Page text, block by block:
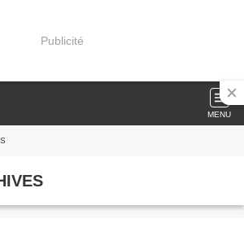
Publicité
MENU